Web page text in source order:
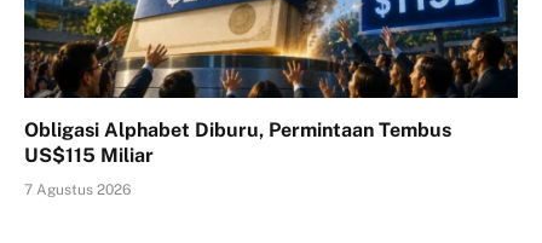
Obligasi Alphabet Diburu, Permintaan Tembus
US$115 Miliar
7 Agustus 2026